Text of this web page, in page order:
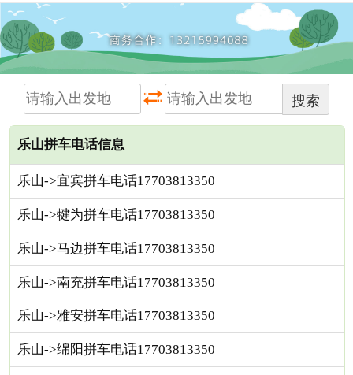
搜索
乐山拼车电话信息
乐山->宜宾拼车电话17703813350
乐山->犍为拼车电话17703813350
乐山->马边拼车电话17703813350
乐山->南充拼车电话17703813350
乐山->雅安拼车电话17703813350
乐山->绵阳拼车电话17703813350